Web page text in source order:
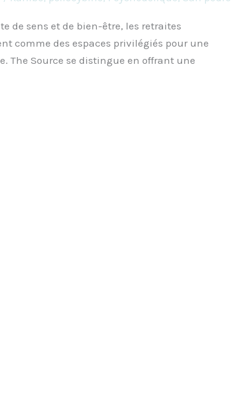
de sens et de bien-être, les retraites
comme des espaces privilégiés pour une
The Source se distingue en offrant une